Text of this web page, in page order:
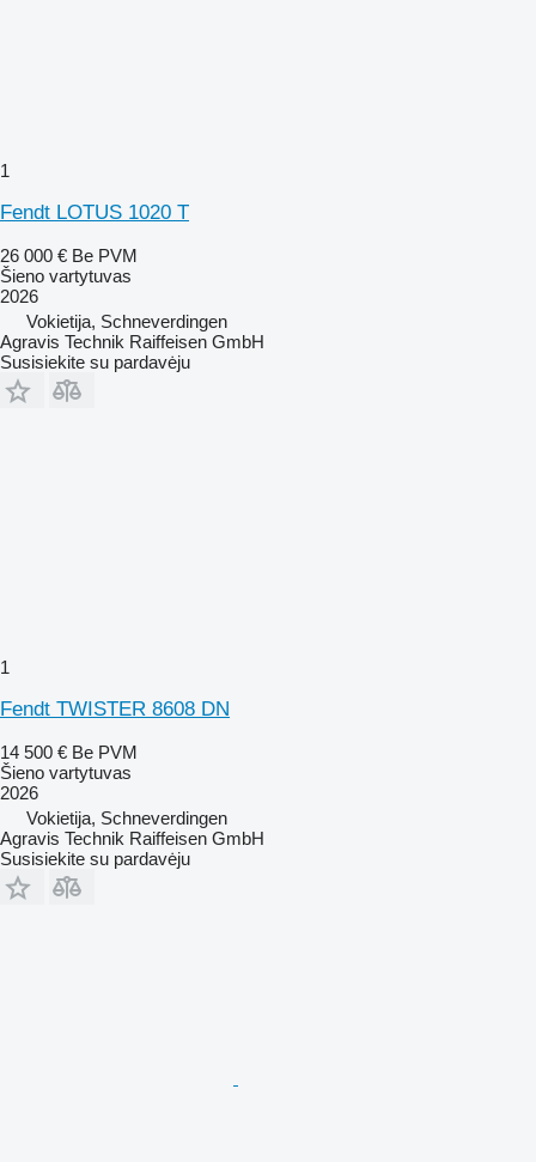
1
Fendt LOTUS 1020 T
26 000 € Be PVM
Šieno vartytuvas
2026
Vokietija, Schneverdingen
Agravis Technik Raiffeisen GmbH
Susisiekite su pardavėju
1
Fendt TWISTER 8608 DN
14 500 € Be PVM
Šieno vartytuvas
2026
Vokietija, Schneverdingen
Agravis Technik Raiffeisen GmbH
Susisiekite su pardavėju